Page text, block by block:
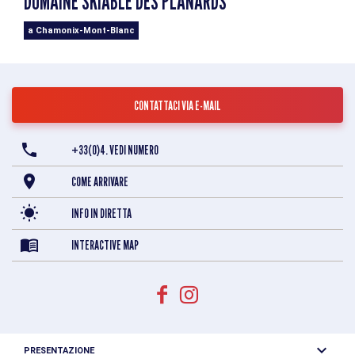
a Chamonix-Mont-Blanc
CONTATTACI VIA E-MAIL
+33(0)4. VEDI NUMERO
COME ARRIVARE
INFO IN DIRETTA
INTERACTIVE MAP
PRESENTAZIONE